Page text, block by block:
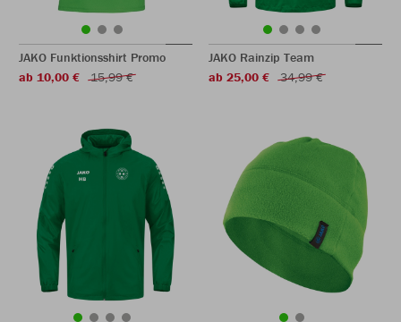
JAKO Funktionsshirt Promo
ab 10,00 €
15,99 €
JAKO Rainzip Team
ab 25,00 €
34,99 €